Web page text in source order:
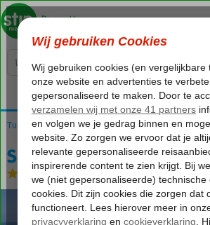
Voelt als
Turkije Turkse Riviera Side Kumkoy Side Mare
Side Mare Resort
All Inclusive Hotel